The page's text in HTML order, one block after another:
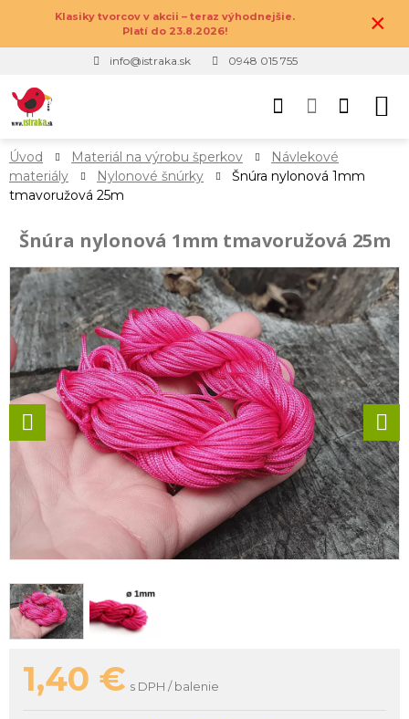
Klasiky tvorcov v akcii – teraz výhodnejšie.
Platí do 23.8.2026!
×
info@istraka.sk 0948 015 755
Úvod Materiál na výrobu šperkov
Návlekové
materiály
Nylonové šnúrky
Šnúra nylonová 1mm
tmavoružová 25m
Šnúra nylonová 1mm tmavoružová 25m
1,40 € s DPH / balenie